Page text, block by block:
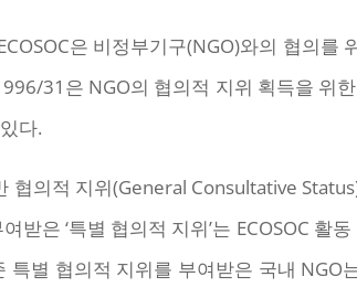
은 비정부기구(NGO)와의 협의
31은 NGO의 협의적 지위 획득을 위
다.
협의적 지위(General Consultative
받은 ‘특별 협의적 지위’는 ECOSOC 활
별 협의적 지위를 부여받은 국내 NGO